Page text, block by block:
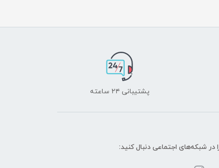
پشتیبانی ۲۴ ساعته
در شبکه‌های اجتماعی دنبال کنید: